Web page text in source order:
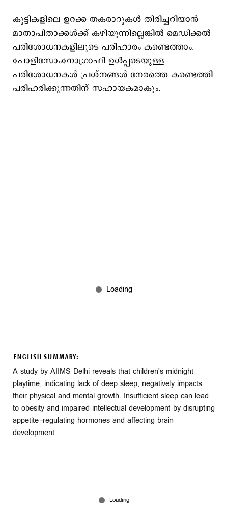
കുട്ടികളിലെ ഉറക്ക തകരാറുകൾ തിരിച്ചറിയാൻ
മാതാപിതാക്കൾക്ക് കഴിയുന്നില്ലെങ്കിൽ മെഡിക്കൽ
പരിശോധനകളിലൂടെ പരിഹാരം കണ്ടെത്താം.
പോളിസോംനോഗ്രാഫി ഉള്‍പ്പടെയുള്ള
പരിശോധനകൾ പ്രശ്നങ്ങൾ നേരത്തെ കണ്ടെത്തി
പരിഹരിക്കുന്നതിന് സഹായകമാകും.
ENGLISH SUMMARY:
A study by AIIMS Delhi reveals that children's midnight
playtime, indicating lack of deep sleep, negatively impacts
their physical and mental growth. Insufficient sleep can lead
to obesity and impaired intellectual development by disrupting
appetite-regulating hormones and affecting brain
development